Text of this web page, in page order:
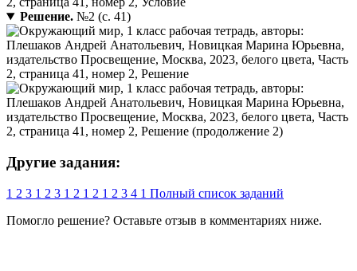
Решение.№2 (с. 41)
Другие задания:
1 2 3 1 2 3 1 2 1 2 1 2 3 4 1 Полный список заданий
Помогло решение? Оставьте отзыв в комментариях ниже.